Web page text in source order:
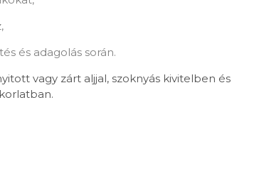
és adagolás során.
vagy zárt aljjal, szoknyás kivitelben és